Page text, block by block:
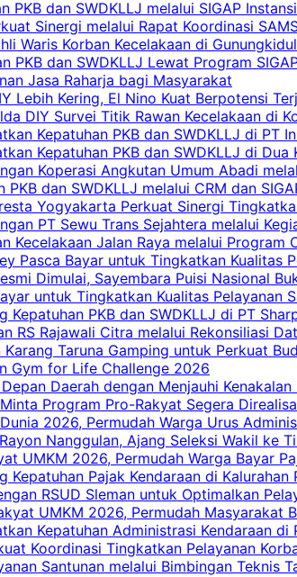
PKB dan SWDKLLJ melalui SIGAP
Sinergi melalui Rapat Koordinasi
Waris Korban Kecelakaan di Gunungkidul
PKB dan SWDKLLJ Lewat Program
Jasa Raharja bagi Masyarakat
Lebih Kering, El Nino Kuat Berpotensi
DIY Survei Titik Rawan Kecelakaan di
Kepatuhan PKB dan SWDKLLJ di PT
Kepatuhan PKB dan SWDKLLJ di Dua
Koperasi Angkutan Umum Abadi
dan SWDKLLJ melalui CRM dan
Yogyakarta Perkuat Sinergi
PT Sewu Trans Sejahtera melalui
Kecelakaan Jalan Raya melalui Program
Pasca Bayar untuk Tingkatkan Kualitas
Dimulai, Sayembara Puisi Nasional
untuk Tingkatkan Kualitas Pelayanan
Kepatuhan PKB dan SWDKLLJ di PT
RS Rajawali Citra melalui Rekonsiliasi
Taruna Gamping untuk Perkuat
Gym for Life Challenge 2026
Daerah dengan Menjauhi Kenakalan
Program Pro-Rakyat Segera
2026, Permudah Warga Urus
Nanggulan, Ajang Seleksi Wakil ke
UMKM 2026, Permudah Warga Bayar
Kepatuhan Pajak Kendaraan di Kalurahan
RSUD Sleman untuk Optimalkan
UMKM 2026, Permudah Masyarakat
Kepatuhan Administrasi Kendaraan
Koordinasi Tingkatkan Pelayanan
Santunan melalui Bimbingan Teknis